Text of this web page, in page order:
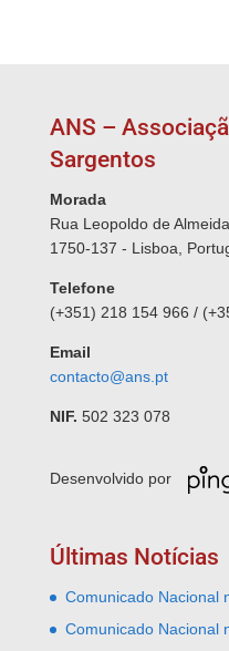
ANS –
Sargentos
Morada
Rua Leopoldo de
1750-137 - Lisboa,
Telefone
(+351) 218 154 966 /
Email
contacto@ans.pt
NIF. 502 323 078
Desenvolvido por
Últimas Notícias
Comunicado Nacional
Comunicado Nacional